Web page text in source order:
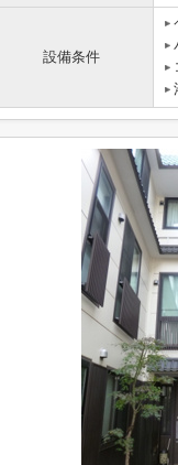
設備条件